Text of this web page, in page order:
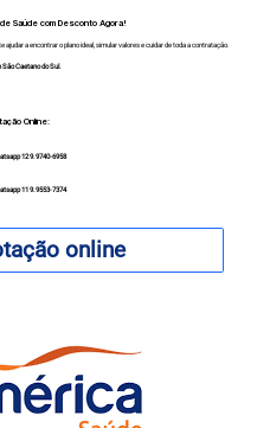
Saúde com Desconto Agora!
a encontrar o plano ideal, simular valores e cuidar de toda a contratação.
Caetano do Sul.
Online:
12 9.9740-6958
11 9.9553-7374
online